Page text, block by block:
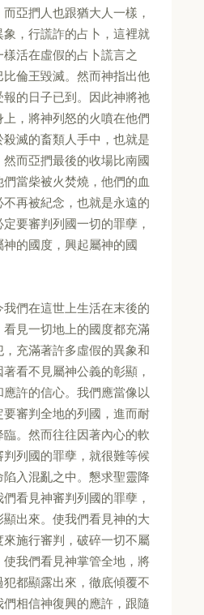
亞捫人也跟猶大人一樣，
，行謊詐的占卜，這裡就
活在虛假的占卜謊言之
倫王毀滅。然而神指出他
的日子已到。因此神將祂
，將神列怒的火噴在他們
滅的畜類人手中，也就是
而亞捫最後的收場比南國
當柴被火焚燒，他們的血
再被紀念，也就是永遠的
要審判列國一切的罪孽，
的國度，興起屬神的國
們在這世上生活在末後的
見一切地上的國度都充滿
充滿著許多虛假的異象和
看不見屬神公義的彰顯，
許的信心。我們應當像以
審判全地的列國，進而耐
。然而往往因著內心的軟
列國的罪孽，就很難等候
入混亂之中。懇求聖靈降
看見神審判列國的罪孽，
出來。使我們看見神的大
施行審判，破碎一切不屬
我們看見神掌管全地，將
都顯露出來，徹底傾覆不
相信神復興的應許，跟隨